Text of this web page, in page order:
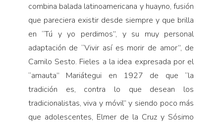
combina balada latinoamericana y huayno, fusión
que pareciera existir desde siempre y que brilla
en “Tú y yo perdimos”, y su muy personal
adaptación de “Vivir así es morir de amor”, de
Camilo Sesto. Fieles a la idea expresada por el
“amauta” Mariátegui en 1927 de que “la
tradición es, contra lo que desean los
tradicionalistas, viva y móvil” y siendo poco más
que adolescentes, Elmer de la Cruz y Sósimo